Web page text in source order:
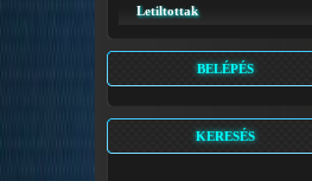
Letiltottak
BELÉPÉS
KERESÉS